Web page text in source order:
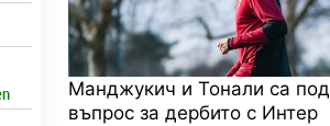
Манджукич и Тонали са под
въпрос за дербито с Интер